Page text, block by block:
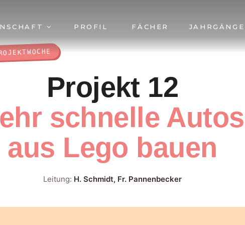
PROFIL FÄCHER JAHRGÄNGE
Projekt 12
schnelle Autos
aus Lego bauen
Leitung: H. Schmidt, Fr. Pannenbecker